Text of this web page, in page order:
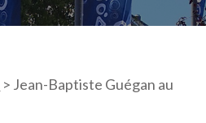
> Jean-Baptiste Guégan au